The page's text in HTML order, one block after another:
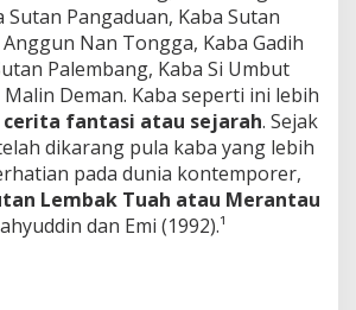
Sutan Pangaduan, Kaba Sutan
Nan Tongga, Kaba Gadih
Palembang, Kaba Si Umbut
Deman. Kaba seperti ini lebih
cerita fantasi atau sejarah. Sejak
dikarang pula kaba yang lebih
pada dunia kontemporer,
Lembak Tuah atau Merantau
dan Emi (1992).¹